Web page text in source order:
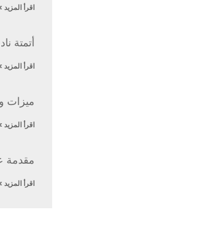
اقرأ المزيد
أتمتة
اقرأ المزيد
ميزات
اقرأ المزيد
مقدمة
اقرأ المزيد